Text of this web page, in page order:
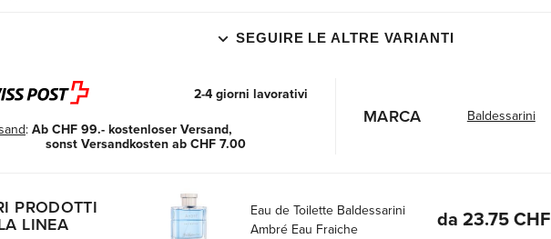
SEGUIRE LE ALTRE VARIANTI
2-4 giorni lavorativi
: Ab CHF 99.- kostenloser Versand,
sonst Versandkosten ab CHF 7.00
MARCA Baldessarini
PRODOTTI
LINEA
Eau de Toilette Baldessarini
Ambré Eau Fraiche
da 23.75 CHF